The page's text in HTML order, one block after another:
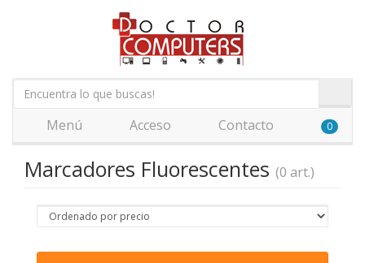
Menú Acceso Contacto 0
Marcadores Fluorescentes (0 art.)